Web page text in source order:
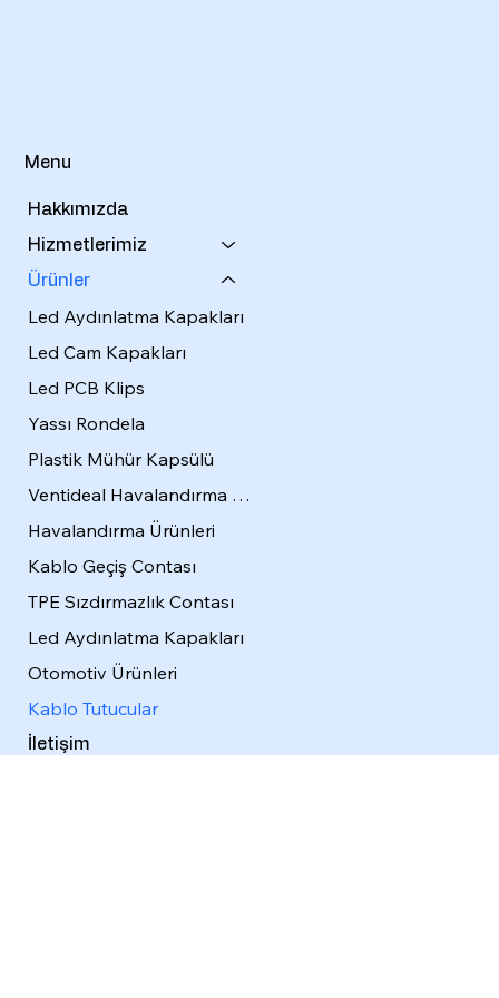
Menu
Hakkımızda
Hizmetlerimiz
Ürünler
Led Aydınlatma Kapakları
Led Cam Kapakları
Led PCB Klips
Yassı Rondela
Plastik Mühür Kapsülü
Ventideal Havalandırma Tapası
Havalandırma Ürünleri
Kablo Geçiş Contası
TPE Sızdırmazlık Contası
Led Aydınlatma Kapakları
Otomotiv Ürünleri
Kablo Tutucular
İletişim